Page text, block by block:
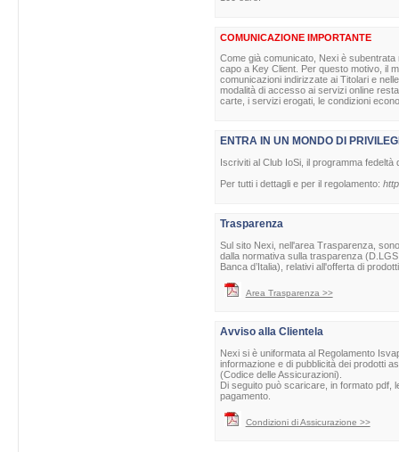
COMUNICAZIONE IMPORTANTE
Come già comunicato, Nexi è
capo a Key Client. Per questo motivo, il
comunicazioni indirizzate ai Titolari e
modalità di accesso ai servizi online
carte, i servizi erogati, le condizioni
ENTRA IN UN MONDO DI
Iscriviti al Club IoSi, il programma
Per tutti i dettagli e per il regolamento:
Trasparenza
Sul sito Nexi, nell'area Trasparenza,
dalla normativa sulla trasparenza
Banca d’Italia), relativi all'offerta di
Area Trasparenza >>
Avviso alla Clientela
Nexi si è uniformata al Regolamento
informazione e di pubblicità dei prodotti
(Codice delle Assicurazioni).
Di seguito può scaricare, in formato pdf,
pagamento.
Condizioni di Assicurazione >>